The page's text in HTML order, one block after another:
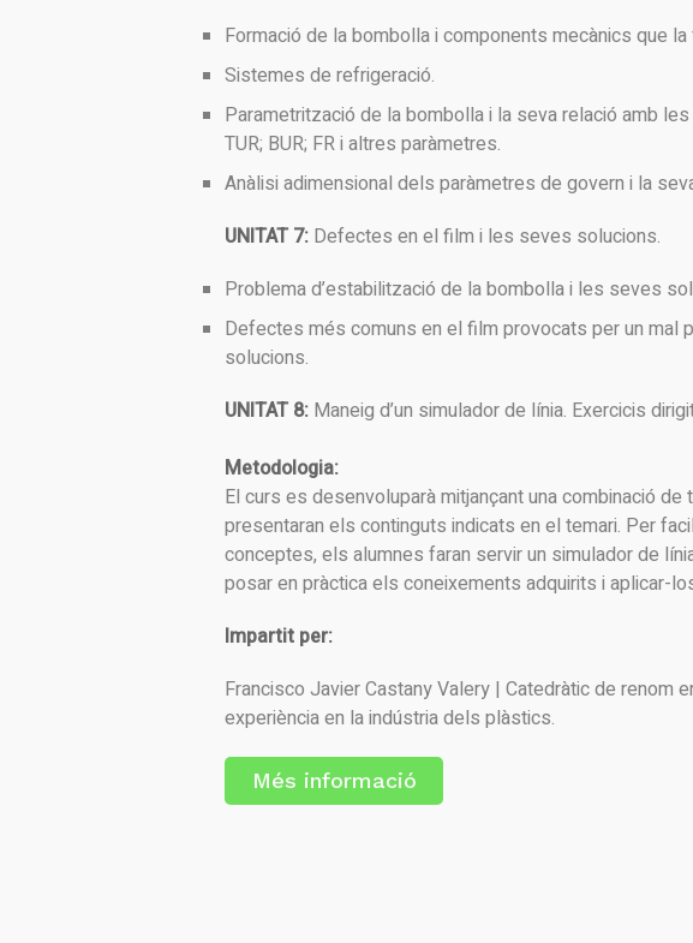
Formació de la bombolla i components mecànics que la
Sistemes de refrigeració.
Parametrització de la bombolla i la seva relació amb
TUR; BUR; FR i altres paràmetres.
Anàlisi adimensional dels paràmetres de govern i la
UNITAT 7: Defectes en el film i les seves solucions.
Problema d’estabilització de la bombolla i les seves
Defectes més comuns en el film provocats per un
solucions.
UNITAT 8: Maneig d’un simulador de línia. Exercicis
Metodologia:
El curs es desenvoluparà mitjançant una combinació
presentaran els continguts indicats en el temari. Per
conceptes, els alumnes faran servir un simulador de
posar en pràctica els coneixements adquirits i aplicar-
Impartit per:
Francisco Javier Castany Valery | Catedràtic de renom
experiència en la indústria dels plàstics.
Més informació